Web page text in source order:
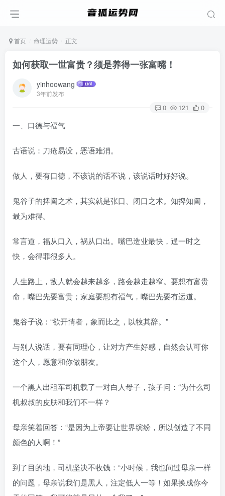
首页 命理运势 正文
如何获取一世富贵？须是养得一张富嘴！
yinhoowang
3年前发布
0 121 0
一、口德与福气
古语说：刀疮易没，恶语难消。
做人，要有口德，不该说的话不说，该说话时好好说。
鬼谷子的捭阖之术，其实就是张口、闭口之术。知捭知阖，
最为难得。
常言道，福从口入，祸从口出。嘴巴造业最快，逞一时之
快，会得罪很多人。
人生路上，敌人就会越来越多，路会越走越窄。要想有富贵
命，嘴巴先要富贵；家庭要想有福气，嘴巴先要有运道。
鬼谷子说：“欲开情者，象而比之，以牧其辞。”
与别人说话，要有同理心，让对方产生好感，自然会认可你
这个人，愿意和你做朋友。
一个黑人出租车司机载了一对白人母子，孩子问：“为什么司
机叔叔的皮肤和我们不一样？
母亲笑着回答：“是因为上帝要让世界缤纷，所以创造了不同
颜色的人啊！”
到了目的地，司机坚决不收钱：“小时候，我也问过母亲一样
的问题，母亲说我们是黑人，注定低人一等！如果换成你今